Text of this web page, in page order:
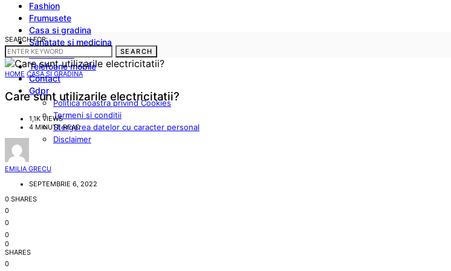
Fashion
Frumusete
Casa si gradina
Sanatate si medicina
Cum sa fac
Telefoane mobile
Contact
Gdpr
Politica noastra privind Cookies
Termeni si conditii
Stergerea datelor cu caracter personal
Disclaimer
SEARCH FOR:
SEARCH
HOME CASA SI GRADINA
Care sunt utilizarile electricitatii?
1,1K VIEWS
4 MINUTE READ
EMILIA GRECU
SEPTEMBRIE 6, 2022
0 SHARES
0
0
0
0
SHARES
0